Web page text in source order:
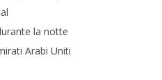
la notte
Arabi Uniti